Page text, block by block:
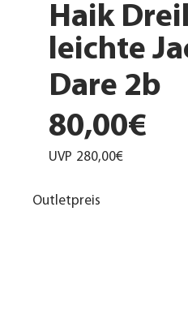
Haik
leichte
Dare 2b
80,00€
UVP 280,00€
Outletpreis